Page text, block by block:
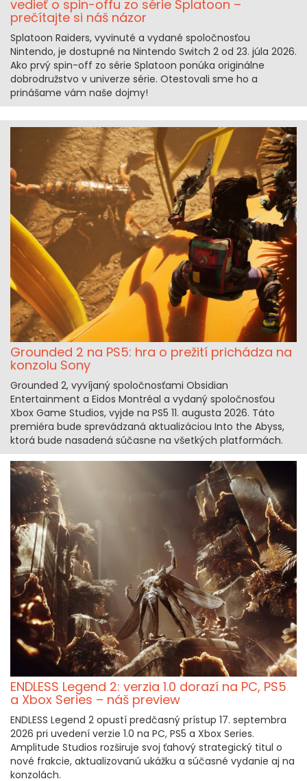
vedieť o spin-offu zo série Splatoon –
prečítajte si náš názor
Splatoon Raiders, vyvinuté a vydané spoločnosťou
Nintendo, je dostupné na Nintendo Switch 2 od 23. júla 2026.
Ako prvý spin-off zo série Splatoon ponúka originálne
dobrodružstvo v univerze série. Otestovali sme ho a
prinášame vám naše dojmy!
Grounded 2 na PS5: hra o prežití prichádza na
konzolu Sony
Grounded 2, vyvíjaný spoločnosťami Obsidian
Entertainment a Eidos Montréal a vydaný spoločnosťou
Xbox Game Studios, vyjde na PS5 11. augusta 2026. Táto
premiéra bude sprevádzaná aktualizáciou Into the Abyss,
ktorá bude nasadená súčasne na všetkých platformách.
ENDLESS Legend 2: verzia 1.0 dorazí na PC, PS5
a Xbox Series – náš preview
ENDLESS Legend 2 opustí predčasný prístup 17. septembra
2026 pri uvedení verzie 1.0 na PC, PS5 a Xbox Series.
Amplitude Studios rozširuje svoj ťahový strategický titul o
nové frakcie, aktualizovanú ukážku a súčasné vydanie aj na
konzolách.